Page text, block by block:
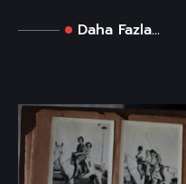
Daha Fazla...